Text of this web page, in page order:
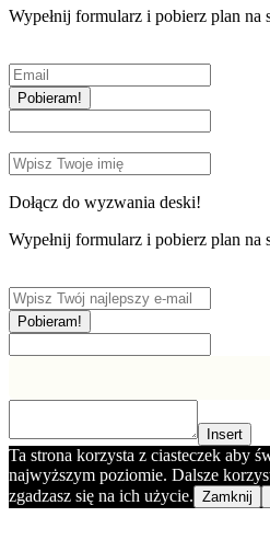
Wypełnij formularz i pobierz plan na
Pobieram!
Dołącz do wyzwania deski!
Wypełnij formularz i pobierz plan na
Pobieram!
Insert
Ta strona korzysta z ciasteczek aby
najwyższym poziomie. Dalsze
zgadzasz się na ich użycie. Zamknij